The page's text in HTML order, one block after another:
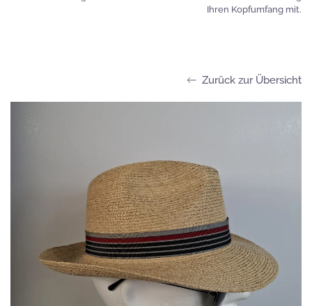
Ihren Kopfumfang mit.
Zurück zur Übersicht